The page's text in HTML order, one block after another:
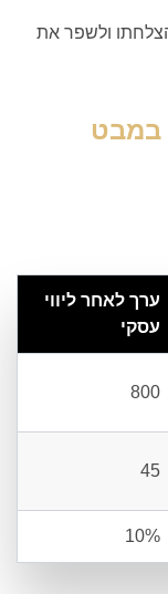
ולשפר את
במבט
ערך לאחר ליווי
עסקי
800
45
10%